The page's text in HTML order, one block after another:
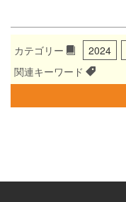
カテゴリー 2024
関連キーワード